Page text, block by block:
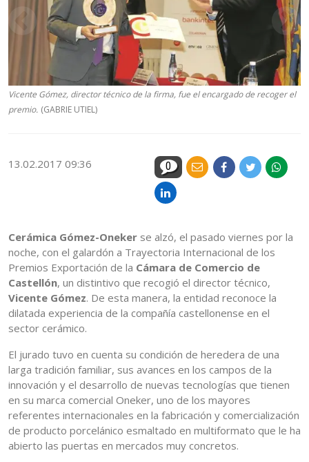
Vicente Gómez, director técnico de la firma, fue el encargado de recoger el
premio. (GABRIE UTIEL)
13.02.2017 09:36 0
Cerámica Gómez-Oneker se alzó, el pasado viernes por la
noche, con el galardón a Trayectoria Internacional de los
Premios Exportación de la Cámara de Comercio de
Castellón, un distintivo que recogió el director técnico,
Vicente Gómez. De esta manera, la entidad reconoce la
dilatada experiencia de la compañía castellonense en el
sector cerámico.
El jurado tuvo en cuenta su condición de heredera de una
larga tradición familiar, sus avances en los campos de la
innovación y el desarrollo de nuevas tecnologías que tienen
en su marca comercial Oneker, uno de los mayores
referentes internacionales en la fabricación y comercialización
de producto porcelánico esmaltado en multiformato que le ha
abierto las puertas en mercados muy concretos.